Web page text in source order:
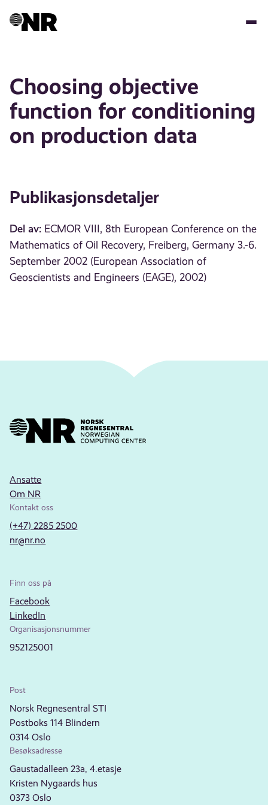
Choosing objective
function for conditioning
on production data
Publikasjonsdetaljer
Del av: ECMOR VIII, 8th European Conference on the
Mathematics of Oil Recovery, Freiberg, Germany 3.-6.
September 2002 (European Association of
Geoscientists and Engineers (EAGE), 2002)
Ansatte
Om NR
Kontakt oss
(+47) 2285 2500
nr@nr.no
Finn oss på
Facebook
LinkedIn
Organisasjonsnummer
952125001
Post
Norsk Regnesentral STI
Postboks 114 Blindern
0314 Oslo
Besøksadresse
Gaustadalleen 23a, 4.etasje
Kristen Nygaards hus
0373 Oslo